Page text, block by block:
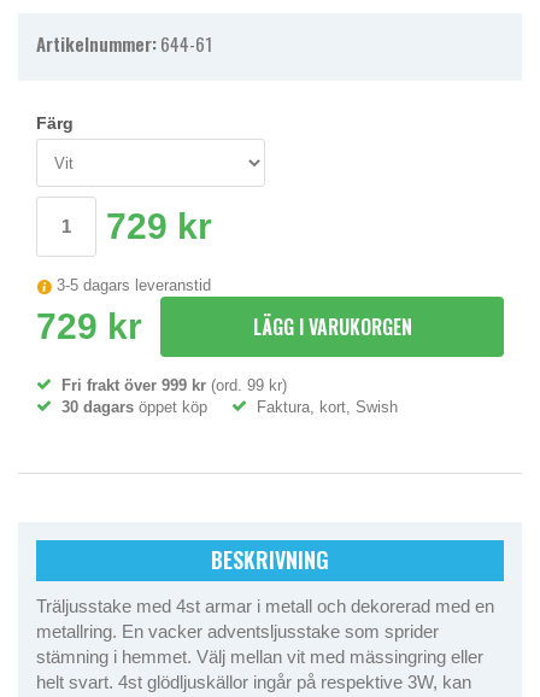
Artikelnummer:644-61
Färg
729 kr
3-5 dagars leveranstid
729 kr LÄGG I VARUKORGEN
Fri frakt över 999 kr (ord. 99 kr)
30 dagars öppet köp Faktura, kort, Swish
BESKRIVNING
Träljusstake med 4st armar i metall och dekorerad med en
metallring. En vacker adventsljusstake som sprider
stämning i hemmet. Välj mellan vit med mässingring eller
helt svart. 4st glödljuskällor ingår på respektive 3W, kan